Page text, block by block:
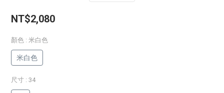
NT$2,080
顏色 : 米白色
米白色
尺寸 : 34